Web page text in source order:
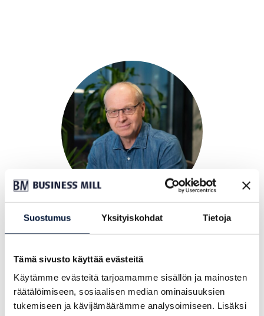
Suostumus Yksityiskohdat Tietoja
Tämä sivusto käyttää evästeitä
Käytämme evästeitä tarjoamamme sisällön ja mainosten
räätälöimiseen, sosiaalisen median ominaisuuksien
tukemiseen ja kävijämäärämme analysoimiseen. Lisäksi
Vesa Punkka
Asiantuntija
vesa.punkka@lab.fi
Poissa 3.8.26 saakka.
Mukana yrityksen kasvupolulla - autan